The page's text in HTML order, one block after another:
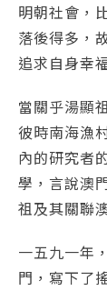
明朝社會，
落後得多，
追求自身幸
當關乎湯顯
彼時南海漁
內的研究者
學，言說澳
祖及其關聯
一五九一年
門，寫下了